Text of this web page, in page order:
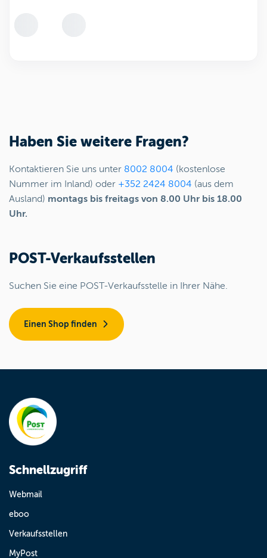
Haben Sie weitere Fragen?
Kontaktieren Sie uns unter 8002 8004 (kostenlose
Nummer im Inland) oder +352 2424 8004 (aus dem
Ausland) montags bis freitags von 8.00 Uhr bis 18.00
Uhr.
POST-Verkaufsstellen
Suchen Sie eine POST-Verkaufsstelle in Ihrer Nähe.
Einen Shop finden
Schnellzugriff
Webmail
eboo
Verkaufsstellen
MyPost